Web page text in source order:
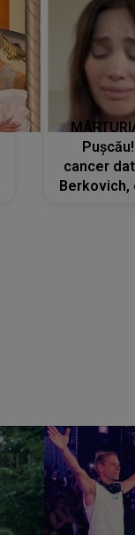
cancer
Berkovich,